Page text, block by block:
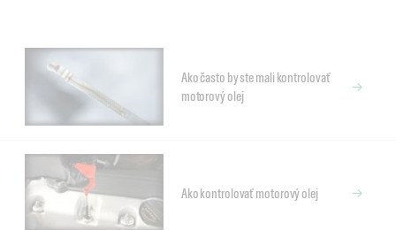
Ako často by ste mali kontrolovať
motorový olej
Ako kontrolovať motorový olej